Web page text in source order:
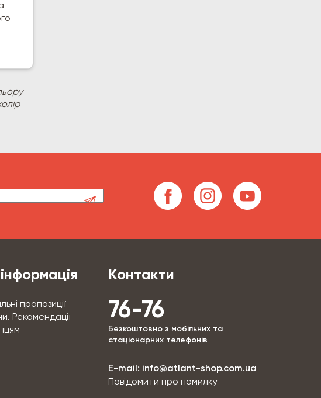
пропозиції
Рекомендації
Контакти
76-76
Безкоштовно з мобільних та
стаціонарних телефонів
E-mail: info@atlant-shop.com.ua
Повідомити про помилку